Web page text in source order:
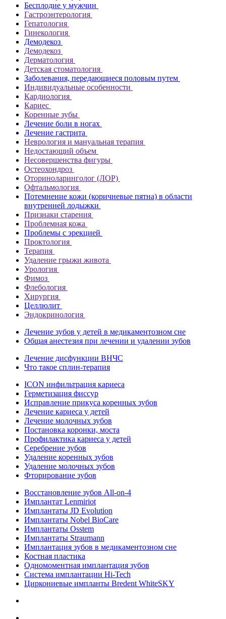
Бесплодие у мужчин
Гастроэнтерология
Гепатология
Гинекология
Демодекоз
Демодекоз
Дерматология
Детская стоматология
Заболевания, передающиеся половым путем
Индивидуальные особенности
Кардиология
Кариес
Коренные зубы
Лечение боли в ногах
Лечение гастрита
Неврология и мануальная терапия
Недостающий объем
Несовершенства фигуры
Остеохондроз
Оториноларинголог (ЛОР)
Офтальмология
Потемнение кожи (коричневые пятна) в области
внутренней лодыжки
Признаки старения
Проблемная кожа
Проблемы с эрекцией
Проктология
Терапия
Удаление грыжи живота
Урология
Фимоз
Флебология
Хирургия
Целлюлит
Эндокринология
Лечение зубов у детей в медикаментозном сне
Общая анестезия при лечении и удалении зубов
Лечение дисфункции ВНЧС
Что такое сплин-терапия
ICON инфильтрация кариеса
Герметизация фиссур
Исправление прикуса коренных зубов
Лечение кариеса у детей
Лечение молочных зубов
Постановка коронки, моста
Профилактика кариеса у детей
Серебрение зубов
Удаление коренных зубов
Удаление молочных зубов
Фторирование зубов
Восстановление зубов All‑on‑4
Имплантат Lenmiriot
Имплантаты JD Evolution
Имплантаты Nobel BioСare
Имплантаты Osstem
Имплантаты Straumann
Имплантация зубов в медикаментозном сне
Костная пластика
Одномоментная имплантация зубов
Система имплантации Hi-Tech
Циркониевые импланты Bredent WhiteSKY